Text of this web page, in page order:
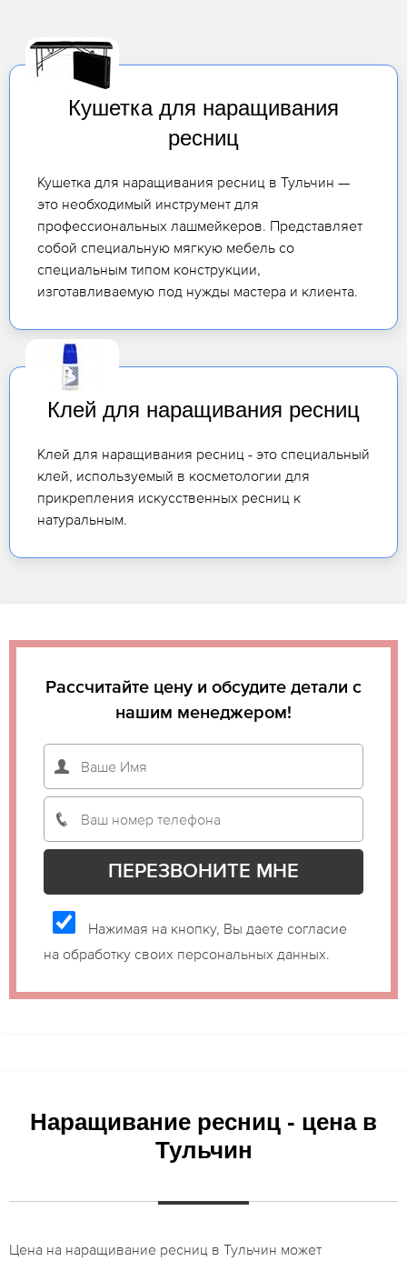
Кушетка для наращивания
ресниц
Кушетка для наращивания ресниц в Тульчин —
это необходимый инструмент для
профессиональных лашмейкеров. Представляет
собой специальную мягкую мебель со
специальным типом конструкции,
изготавливаемую под нужды мастера и клиента.
Клей для наращивания ресниц
Клей для наращивания ресниц - это специальный
клей, используемый в косметологии для
прикрепления искусственных ресниц к
натуральным.
Рассчитайте цену и обсудите детали с
нашим менеджером!
Нажимая на кнопку, Вы даете согласие
на обработку своих персональных данных.
Наращивание ресниц - цена в
Тульчин
Цена на наращивание ресниц в Тульчин может